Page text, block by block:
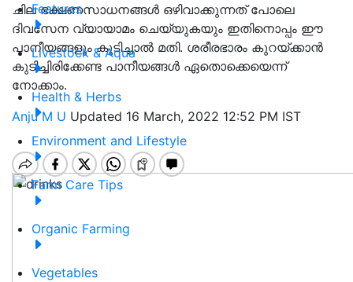
Features
Livestock & Aqua
Health & Herbs
Environment and Lifestyle
Farm Care Tips
Organic Farming
Vegetables
ചില ഭക്ഷണസാധനങ്ങൾ ഒഴിവാക്കുന്നത് പോലെ
ദിവസേന വ്യായാമം ചെയ്യുകയും ഇതിനൊപ്പം ഈ
പാനീയങ്ങളും കുടിച്ചാൽ മതി. ശരീരഭാരം കുറയ്ക്കാൻ
കുടിച്ചിരിക്കേണ്ട പാനീയങ്ങൾ ഏതൊക്കെയെന്ന്
നോക്കാം.
Anju M U Updated 16 March, 2022 12:52 PM IST